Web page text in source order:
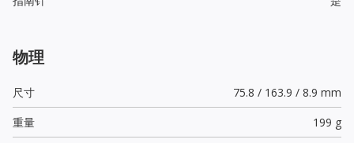
物理
尺寸
75.8 / 163.9 / 8.9 mm
重量
199 g